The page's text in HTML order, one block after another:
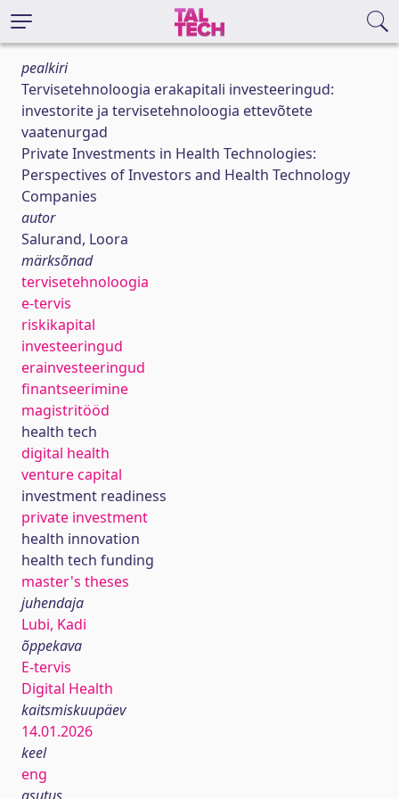
pealkiri
Tervisetehnoloogia erakapitali investeeringud:
investorite ja tervisetehnoloogia ettevõtete
vaatenurgad
Private Investments in Health Technologies:
Perspectives of Investors and Health Technology
Companies
autor
Salurand, Loora
märksõnad
tervisetehnoloogia
e-tervis
riskikapital
investeeringud
erainvesteeringud
finantseerimine
magistritööd
health tech
digital health
venture capital
investment readiness
private investment
health innovation
health tech funding
master's theses
juhendaja
Lubi, Kadi
õppekava
E-tervis
Digital Health
kaitsmiskuupäev
14.01.2026
keel
eng